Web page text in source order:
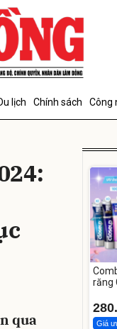
lịch Chính sách Công
qua
răng
Giá